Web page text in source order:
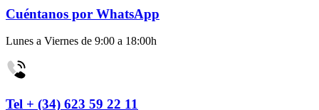
Cuéntanos por WhatsApp
Lunes a Viernes de 9:00 a 18:00h
Tel + (34) 623 59 22 11